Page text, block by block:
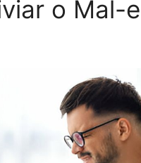
o Mal-